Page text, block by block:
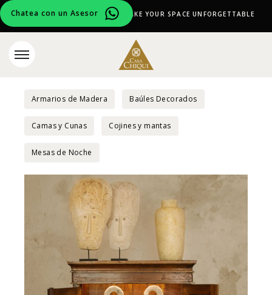
Chatea con un Asesor
CURATED DESIGN PIECES TO MAKE YOUR SPACE UNFORGETTABLE
Armarios de Madera Baúles Decorados
Camas y Cunas Cojines y mantas
Mesas de Noche